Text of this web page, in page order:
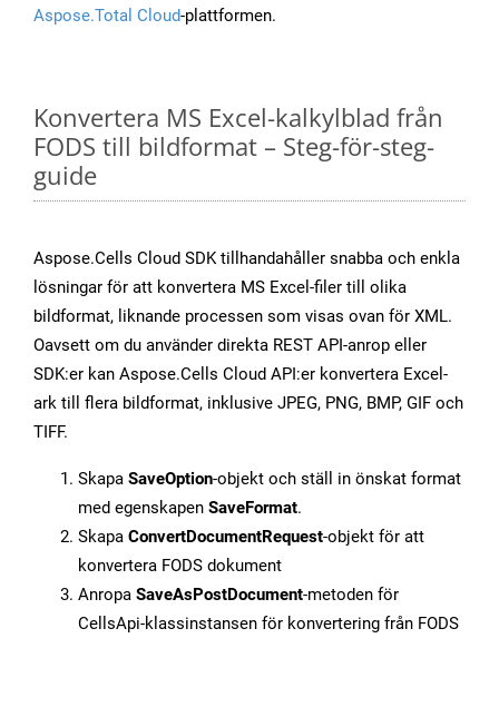
Aspose.Total Cloud-plattformen.
Konvertera MS Excel-kalkylblad från
FODS till bildformat – Steg-för-steg-
guide
Aspose.Cells Cloud SDK tillhandahåller snabba och enkla
lösningar för att konvertera MS Excel-filer till olika
bildformat, liknande processen som visas ovan för XML.
Oavsett om du använder direkta REST API-anrop eller
SDK:er kan Aspose.Cells Cloud API:er konvertera Excel-
ark till flera bildformat, inklusive JPEG, PNG, BMP, GIF och
TIFF.
Skapa SaveOption-objekt och ställ in önskat format
med egenskapen SaveFormat.
Skapa ConvertDocumentRequest-objekt för att
konvertera FODS dokument
Anropa SaveAsPostDocument-metoden för
CellsApi-klassinstansen för konvertering från FODS